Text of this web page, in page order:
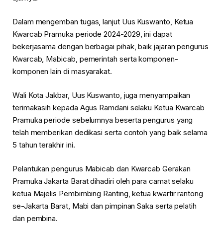
Dalam mengemban tugas, lanjut Uus Kuswanto, Ketua
Kwarcab Pramuka periode 2024-2029, ini dapat
bekerjasama dengan berbagai pihak, baik jajaran pengurus
Kwarcab, Mabicab, pemerintah serta komponen-
komponen lain di masyarakat.
Wali Kota Jakbar, Uus Kuswanto, juga menyampaikan
terimakasih kepada Agus Ramdani selaku Ketua Kwarcab
Pramuka periode sebelumnya beserta pengurus yang
telah memberikan dedikasi serta contoh yang baik selama
5 tahun terakhir ini.
Pelantukan pengurus Mabicab dan Kwarcab Gerakan
Pramuka Jakarta Barat dihadiri oleh para camat selaku
ketua Majelis Pembimbing Ranting, ketua kwartir rantong
se-Jakarta Barat, Mabi dan pimpinan Saka serta pelatih
dan pembina.